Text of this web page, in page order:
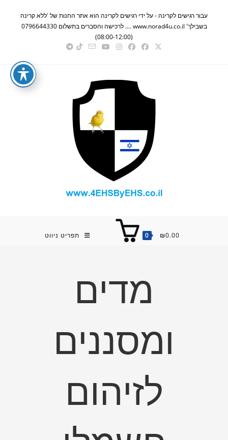
content
עבור רגישים לקרינה - על ידי רגישים לקרינה הוא אתר החנות של 'ללא קרינה
בשבילך' www.norad4u.co.il .... לרכישה והסברים בתשלום 0796644330
(08:00-12:00)
0 ₪0.00 תפריט ניווט
מדים
ומסננים
לזיהום